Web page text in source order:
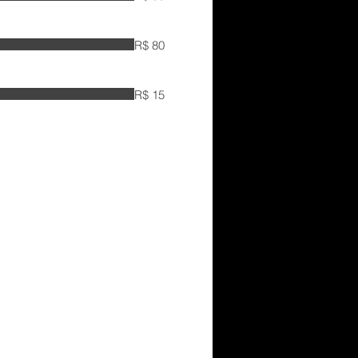
R$ 80
R$ 15